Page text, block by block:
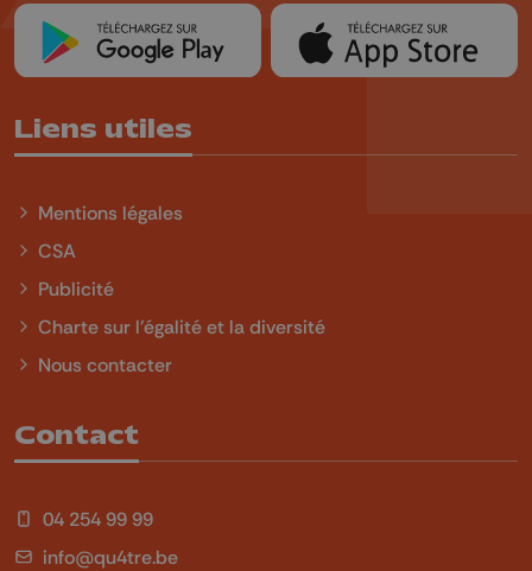
Liens utiles
Mentions légales
CSA
Publicité
Charte sur l'égalité et la diversité
Nous contacter
Contact
04 254 99 99
info@qu4tre.be